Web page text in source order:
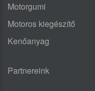
Motorgumi
Motoros kiegészítő
Kenőanyag
Partnereink